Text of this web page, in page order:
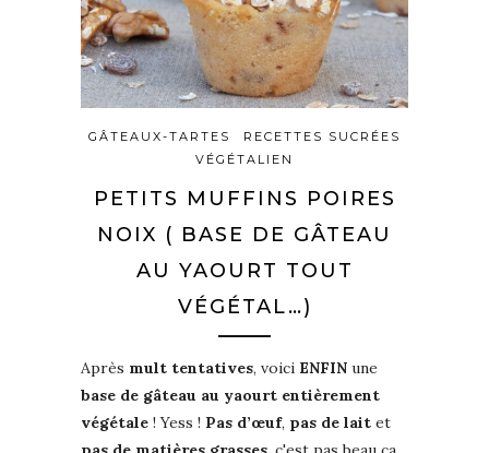
GÂTEAUX-TARTES
RECETTES SUCRÉES
VÉGÉTALIEN
PETITS MUFFINS POIRES
NOIX ( BASE DE GÂTEAU
AU YAOURT TOUT
VÉGÉTAL…)
Après mult tentatives, voici ENFIN une
base de gâteau au yaourt entièrement
végétale ! Yess ! Pas d’œuf, pas de lait et